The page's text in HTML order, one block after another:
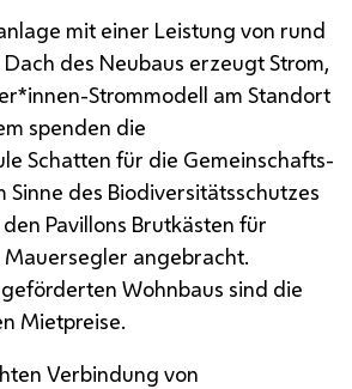
mit einer Leistung von rund
des Neubaus erzeugt Strom,
Strommodell am Standort
spenden die
Schatten für die Gemeinschafts-
Sinne des Biodiversitätsschutzes
Pavillons Brutkästen für
angebracht.
Wohnbaus sind die
Mietpreise.
Verbindung von